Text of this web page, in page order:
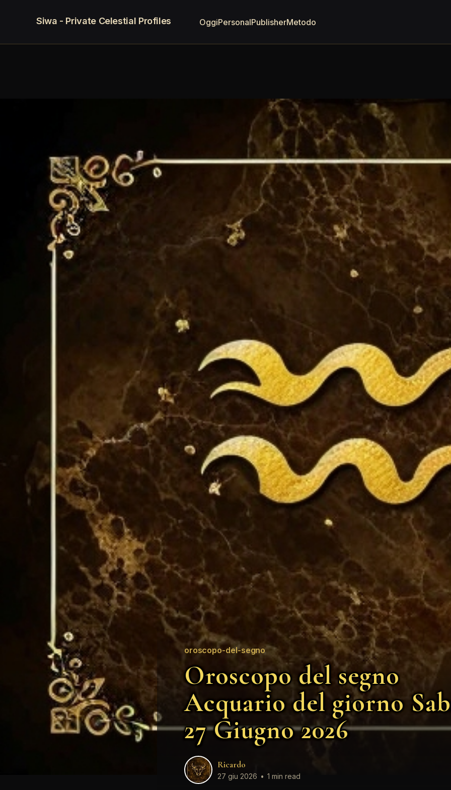
Siwa - Private Celestial Profiles OggiPersonalPublisherMetodo
oroscopo-del-segno
Oroscopo del segno
Acquario del giorno
27 Giugno 2026
Ricardo
27 giu 2026 • 1 min read